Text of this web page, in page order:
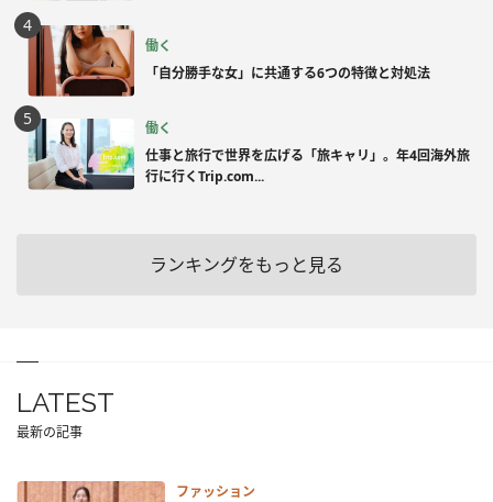
働く
「自分勝手な女」に共通する6つの特徴と対処法
働く
仕事と旅行で世界を広げる「旅キャリ」。年4回海外旅
行に行くTrip.com...
ランキングをもっと見る
LATEST
最新の記事
ファッション